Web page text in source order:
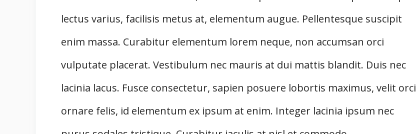
lectus varius, facilisis metus at, elementum augue. Pellentesque suscipit
enim massa. Curabitur elementum lorem neque, non accumsan orci
vulputate placerat. Vestibulum nec mauris at dui mattis blandit. Duis nec
lacinia lacus. Fusce consectetur, sapien posuere lobortis maximus, velit orci
ornare felis, id elementum ex ipsum at enim. Integer lacinia ipsum nec